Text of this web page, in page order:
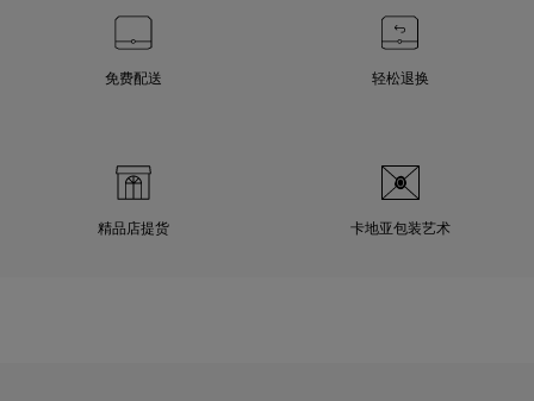
免费配送 轻松退换
精品店提货 卡地亚包装艺术